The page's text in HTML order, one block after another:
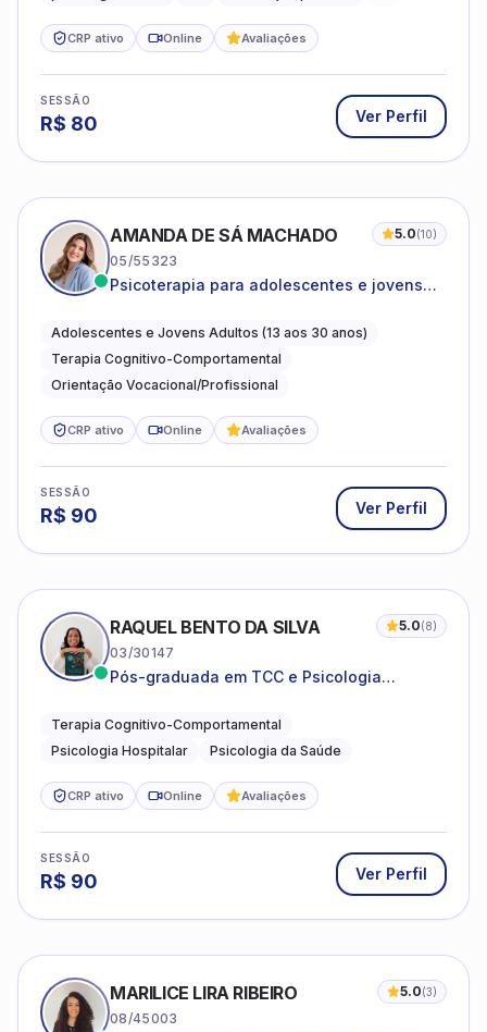
CRP ativo Online Avaliações
SESSÃO
R$ 80 Ver Perfil
AMANDA DE SÁ MACHADO 5.0(10)
05/55323
Psicoterapia para adolescentes e jovens
autoestima, relações e orientação
profissional
Adolescentes e Jovens Adultos (13 aos 30 anos)
Terapia Cognitivo-Comportamental
Orientação Vocacional/Profissional
CRP ativo Online Avaliações
SESSÃO
R$ 90 Ver Perfil
RAQUEL BENTO DA SILVA 5.0(8)
03/30147
Pós-graduada em TCC e Psicologia
Terapia Cognitivo-Comportamental
Psicologia Hospitalar
Psicologia da Saúde
CRP ativo Online Avaliações
SESSÃO
R$ 90 Ver Perfil
MARILICE LIRA RIBEIRO 5.0(3)
08/45003